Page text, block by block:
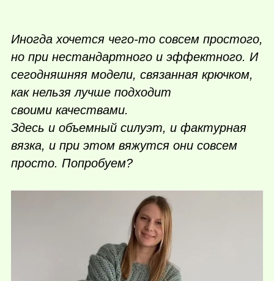
Иногда хочется чего-то совсем простого,
но при нестандартного и эффектного. И
сегодняшняя модели, связанная крючком,
как нельзя лучше подходит
своими качествами.
Здесь и объемный силуэт, и фактурная
вязка, и при этом вяжутся они совсем
просто. Попробуем?